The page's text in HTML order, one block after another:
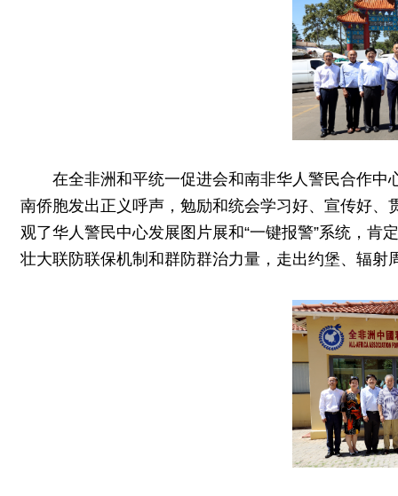
在全非洲和平统一促进会和南非华人警民合作中
南侨胞发出正义呼声，勉励和统会学习好、宣传好
观了华人警民中心发展图片展和“一键报警”系统，
壮大联防联保机制和群防群治力量，走出约堡、辐射